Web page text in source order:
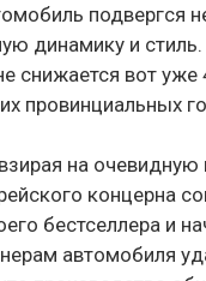
подвергся
динамику и
снижается вот
провинциальных
на
концерна
бестселлера и
автомобиля